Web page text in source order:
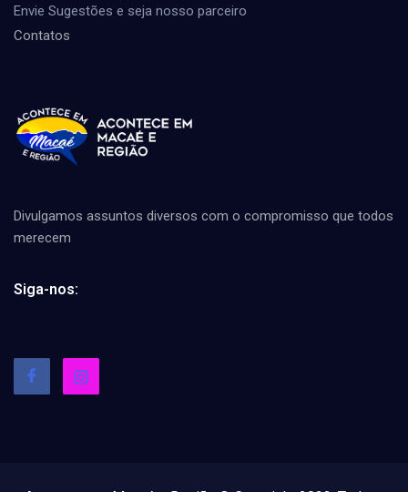
Envie Sugestões e seja nosso parceiro
Contatos
Divulgamos assuntos diversos com o compromisso que todos
merecem
Siga-nos: